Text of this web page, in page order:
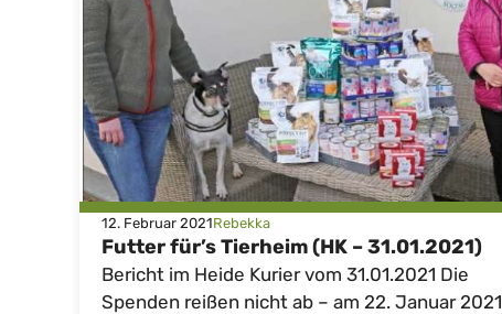
12. Februar 2021Rebekka
Futter für’s Tierheim (HK – 31.01.2021)
Bericht im Heide Kurier vom 31.01.2021 Die
Spenden reißen nicht ab – am 22. Januar 2021